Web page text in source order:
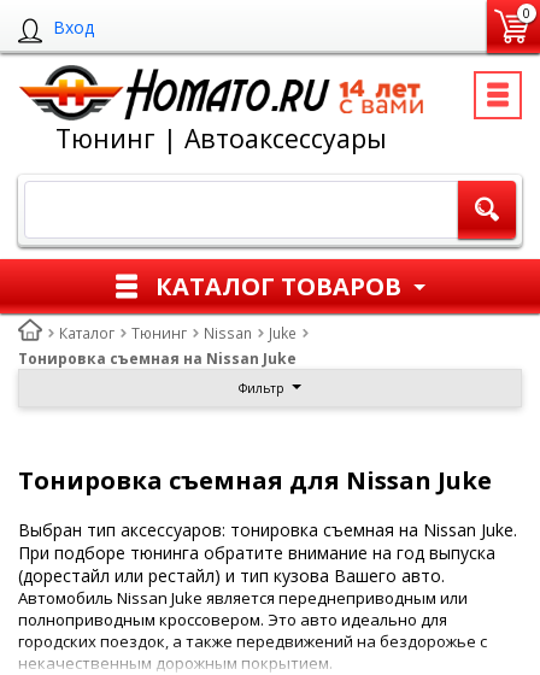
Вход
0
Тюнинг | Автоаксессуары
КАТАЛОГ ТОВАРОВ
Каталог Тюнинг Nissan
Juke
Тонировка съемная на Nissan Juke
Фильтр
Тонировка съемная для Nissan Juke
Выбран тип аксессуаров: тонировка съемная на Nissan Juke.
При подборе тюнинга обратите внимание на год выпуска
(дорестайл или рестайл) и тип кузова Вашего авто.
Автомобиль Nissan Juke является переднеприводным или
полноприводным кроссовером. Это авто идеально для
городских поездок, а также передвижений на бездорожье с
некачественным дорожным покрытием.